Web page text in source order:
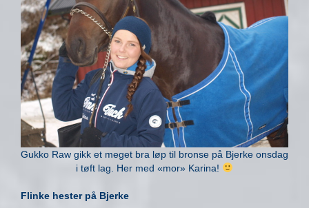
Gukko Raw gikk et meget bra løp til bronse på Bjerke onsdag
i tøft lag. Her med «mor» Karina!
Flinke hester på Bjerke